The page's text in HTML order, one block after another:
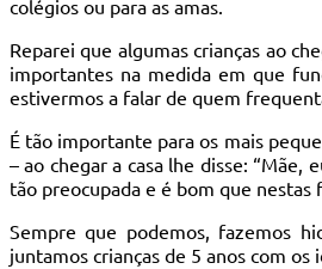
colégios ou para as amas.
Reparei que algumas crianças ao
importantes na medida em que
estivermos a falar de quem
É tão importante para os mais
– ao chegar a casa lhe disse:
tão preocupada e é bom que nestas
Sempre que podemos, fazemos
juntamos crianças de 5 anos com